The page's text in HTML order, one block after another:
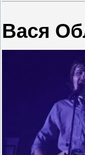
Вася